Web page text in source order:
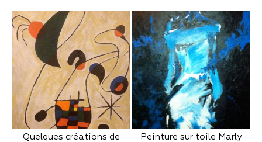
Quelques créations de
Peinture sur toile Marly